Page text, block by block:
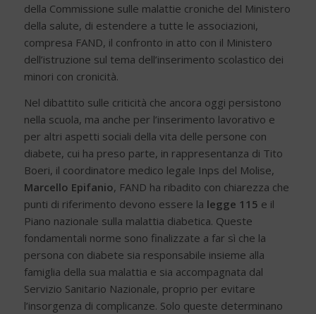
della Commissione sulle malattie croniche del Ministero
della salute, di estendere a tutte le associazioni,
compresa FAND, il confronto in atto con il Ministero
dell’istruzione sul tema dell’inserimento scolastico dei
minori con cronicità.
Nel dibattito sulle criticità che ancora oggi persistono
nella scuola, ma anche per l’inserimento lavorativo e
per altri aspetti sociali della vita delle persone con
diabete, cui ha preso parte, in rappresentanza di Tito
Boeri, il coordinatore medico legale Inps del Molise,
Marcello Epifanio, FAND ha ribadito con chiarezza che
punti di riferimento devono essere la legge 115 e il
Piano nazionale sulla malattia diabetica. Queste
fondamentali norme sono finalizzate a far sì che la
persona con diabete sia responsabile insieme alla
famiglia della sua malattia e sia accompagnata dal
Servizio Sanitario Nazionale, proprio per evitare
l’insorgenza di complicanze. Solo queste determinano